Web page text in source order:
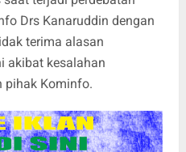
Drs Kanaruddin dengan
terima alasan
akibat kesalahan
pihak Kominfo.